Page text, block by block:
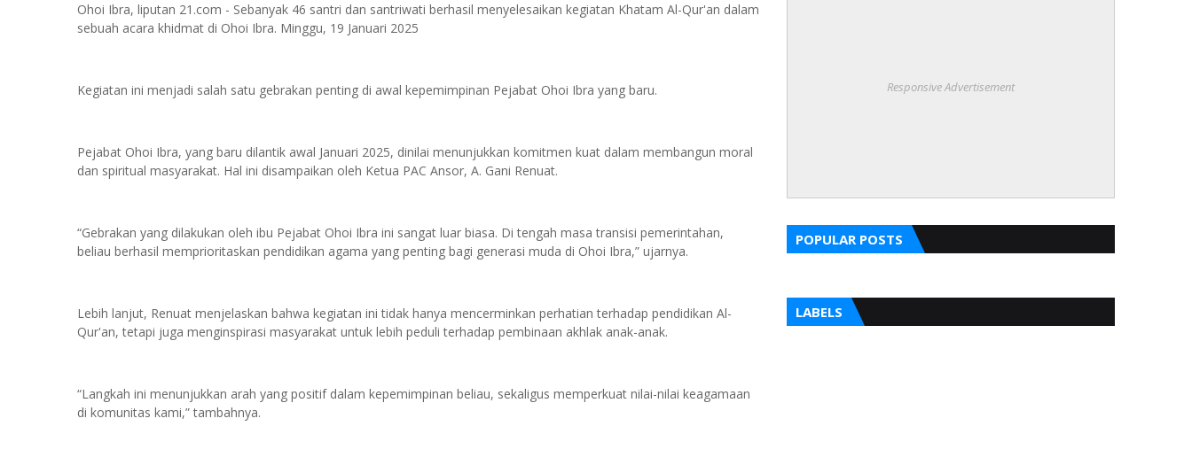
Ohoi Ibra, liputan 21.com - Sebanyak 46 santri dan santriwati berhasil menyelesaikan kegiatan Khatam Al-Qur'an dalam
sebuah acara khidmat di Ohoi Ibra. Minggu, 19 Januari 2025
Kegiatan ini menjadi salah satu gebrakan penting di awal kepemimpinan Pejabat Ohoi Ibra yang baru.
Pejabat Ohoi Ibra, yang baru dilantik awal Januari 2025, dinilai menunjukkan komitmen kuat dalam membangun moral
dan spiritual masyarakat. Hal ini disampaikan oleh Ketua PAC Ansor, A. Gani Renuat.
“Gebrakan yang dilakukan oleh ibu Pejabat Ohoi Ibra ini sangat luar biasa. Di tengah masa transisi pemerintahan,
beliau berhasil memprioritaskan pendidikan agama yang penting bagi generasi muda di Ohoi Ibra,” ujarnya.
Lebih lanjut, Renuat menjelaskan bahwa kegiatan ini tidak hanya mencerminkan perhatian terhadap pendidikan Al-
Qur'an, tetapi juga menginspirasi masyarakat untuk lebih peduli terhadap pembinaan akhlak anak-anak.
“Langkah ini menunjukkan arah yang positif dalam kepemimpinan beliau, sekaligus memperkuat nilai-nilai keagamaan
di komunitas kami,” tambahnya.
Responsive Advertisement
POPULAR POSTS
LABELS